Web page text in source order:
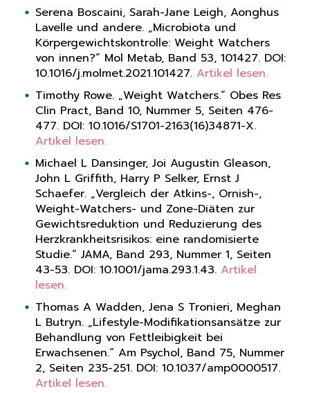
Serena Boscaini, Sarah-Jane Leigh, Aonghus
Lavelle und andere. „Microbiota und
Körpergewichtskontrolle: Weight Watchers
von innen?“ Mol Metab, Band 53, 101427. DOI:
10.1016/j.molmet.2021.101427. Artikel lesen.
Timothy Rowe. „Weight Watchers.“ Obes Res
Clin Pract, Band 10, Nummer 5, Seiten 476-
477. DOI: 10.1016/S1701-2163(16)34871-X.
Artikel lesen.
Michael L Dansinger, Joi Augustin Gleason,
John L Griffith, Harry P Selker, Ernst J
Schaefer. „Vergleich der Atkins-, Ornish-,
Weight-Watchers- und Zone-Diäten zur
Gewichtsreduktion und Reduzierung des
Herzkrankheitsrisikos: eine randomisierte
Studie.“ JAMA, Band 293, Nummer 1, Seiten
43-53. DOI: 10.1001/jama.293.1.43. Artikel
lesen.
Thomas A Wadden, Jena S Tronieri, Meghan
L Butryn. „Lifestyle-Modifikationsansätze zur
Behandlung von Fettleibigkeit bei
Erwachsenen.“ Am Psychol, Band 75, Nummer
2, Seiten 235-251. DOI: 10.1037/amp0000517.
Artikel lesen.